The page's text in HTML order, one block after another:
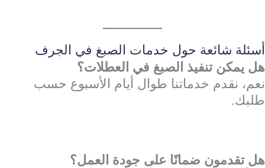
أسئلة شائعة حول خدمات الصبغ في الجرف
هل يمكن تنفيذ الصبغ في العطلات؟
نعم، نقدم خدماتنا طوال أيام الأسبوع حسب
طلبك.
هل تقدمون ضمانًا على جودة العمل؟